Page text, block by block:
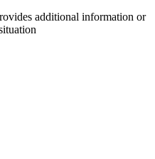
additional information or